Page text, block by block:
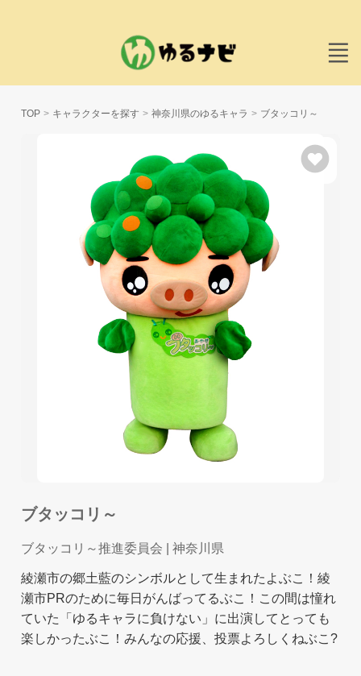
TOP キャラクターを探す 神奈川県のゆるキャラ ブタッコリ～
ブタッコリ～
ブタッコリ～推進委員会 | 神奈川県
綾瀬市の郷土藍のシンボルとして生まれたよぶこ！綾
瀬市PRのために毎日がんばってるぶこ！この間は憧れ
ていた「ゆるキャラに負けない」に出演してとっても
楽しかったぶこ！みんなの応援、投票よろしくねぶこ?